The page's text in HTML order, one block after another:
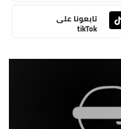
تابعونا على
tikTok